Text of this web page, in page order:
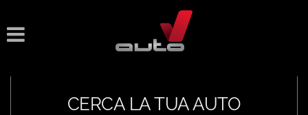
CERCA LA TUA AUTO
tue